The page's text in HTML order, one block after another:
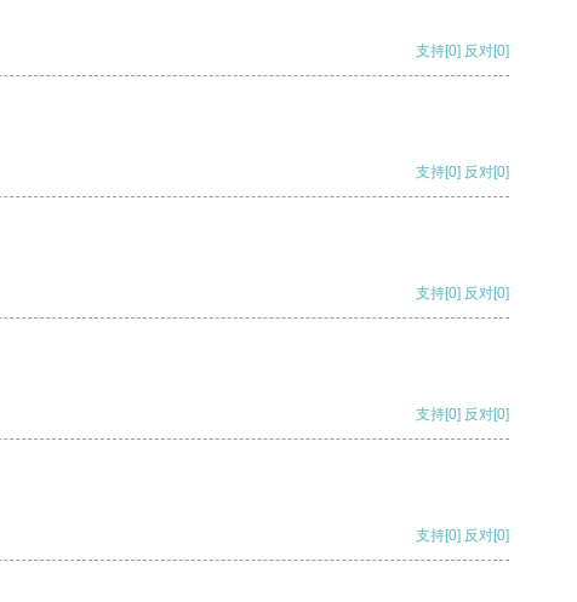
支持[0] 反对[0]
支持[0] 反对[0]
支持[0] 反对[0]
支持[0] 反对[0]
支持[0] 反对[0]